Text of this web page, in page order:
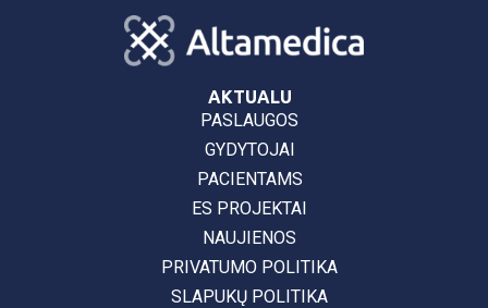
AKTUALU
PASLAUGOS
GYDYTOJAI
PACIENTAMS
ES PROJEKTAI
NAUJIENOS
PRIVATUMO POLITIKA
SLAPUKŲ POLITIKA